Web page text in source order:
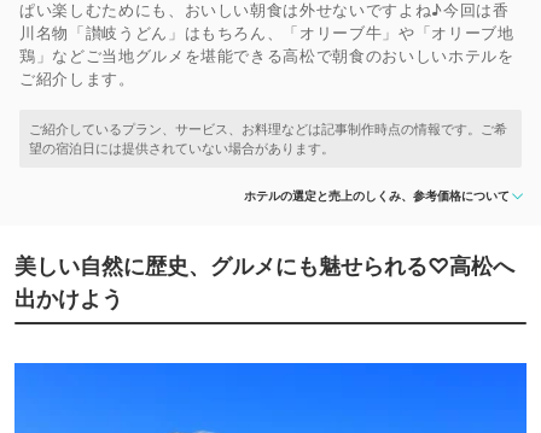
ぱい楽しむためにも、おいしい朝食は外せないですよね♪今回は香
川名物「讃岐うどん」はもちろん、「オリーブ牛」や「オリーブ地
鶏」などご当地グルメを堪能できる高松で朝食のおいしいホテルを
ご紹介します。
ホテルの選定と売上のしくみ、参考価格について
美しい自然に歴史、グルメにも魅せられる♡高松へ
出かけよう